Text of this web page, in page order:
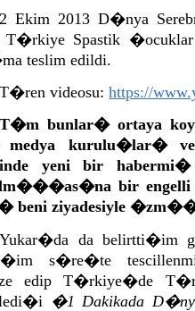
2 Ekim 2013 D�nya
Spastik
teslim edildi.
T�ren videosu:https://
T�m bunlar� ortaya
medya kurulu�lar�
yeni bir
bir engelli
beni ziyadesiyle
Yukar�da da belirtti�im
s�re�te
edip T�rkiye�de
�1 Dakikada